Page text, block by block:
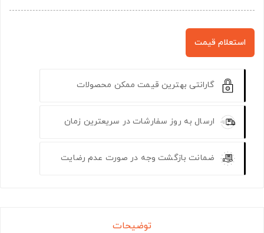
استعلام قیمت
گارانتی بهترین قیمت ممکن محصولات
ارسال به روز سفارشات در سریعترین زمان
ضمانت بازگشت وجه در صورت عدم رضایت
توضیحات